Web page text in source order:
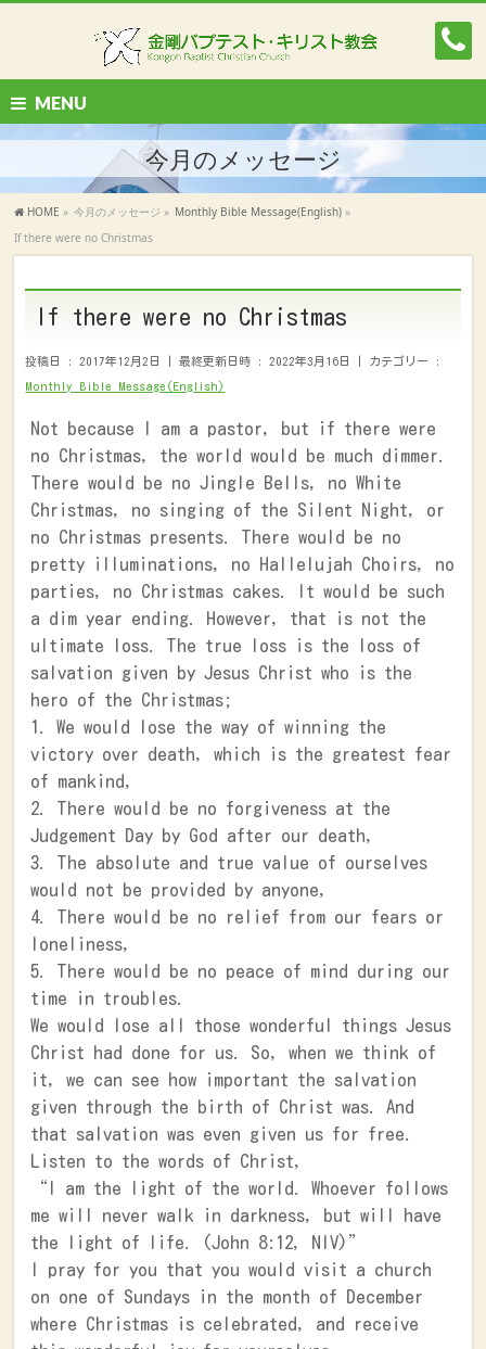
MENU
今月のメッセージ
HOME » 今月のメッセージ » Monthly Bible Message(English) »
If there were no Christmas
If there were no Christmas
投稿日 : 2017年12月2日 最終更新日時 : 2022年3月16日 カテゴリー :
Monthly Bible Message(English)
Not because I am a pastor, but if there were
no Christmas, the world would be much dimmer.
There would be no Jingle Bells, no White
Christmas, no singing of the Silent Night, or
no Christmas presents. There would be no
pretty illuminations, no Hallelujah Choirs, no
parties, no Christmas cakes. It would be such
a dim year ending. However, that is not the
ultimate loss. The true loss is the loss of
salvation given by Jesus Christ who is the
hero of the Christmas;
1. We would lose the way of winning the
victory over death, which is the greatest fear
of mankind,
2. There would be no forgiveness at the
Judgement Day by God after our death,
3. The absolute and true value of ourselves
would not be provided by anyone,
4. There would be no relief from our fears or
loneliness,
5. There would be no peace of mind during our
time in troubles.
We would lose all those wonderful things Jesus
Christ had done for us. So, when we think of
it, we can see how important the salvation
given through the birth of Christ was. And
that salvation was even given us for free.
Listen to the words of Christ,
“I am the light of the world. Whoever follows
me will never walk in darkness, but will have
the light of life. (John 8:12, NIV)”
I pray for you that you would visit a church
on one of Sundays in the month of December
where Christmas is celebrated, and receive